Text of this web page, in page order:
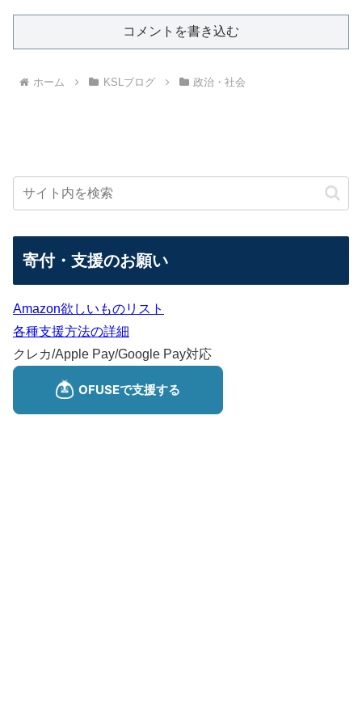
コメントを書き込む
ホーム KSLブログ 政治・社会
寄付・支援のお願い
Amazon欲しいものリスト
各種支援方法の詳細
クレカ/Apple Pay/Google Pay対応